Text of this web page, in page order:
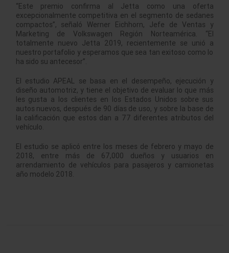
“Este premio confirma al Jetta como una oferta
excepcionalmente competitiva en el segmento de sedanes
compactos”, señaló Werner Eichhorn, Jefe de Ventas y
Marketing de Volkswagen Región Norteamérica. “El
totalmente nuevo Jetta 2019, recientemente se unió a
nuestro portafolio y esperamos que sea tan exitoso como lo
ha sido su antecesor”.
El estudio APEAL se basa en el desempeño, ejecución y
diseño automotriz, y tiene el objetivo de evaluar lo que más
les gusta a los clientes en los Estados Unidos sobre sus
autos nuevos, después de 90 días de uso, y sobre la base de
la calificación que estos dan a 77 diferentes atributos del
vehículo.
El estudio se aplicó entre los meses de febrero y mayo de
2018, entre más de 67,000 dueños y usuarios en
arrendamiento de vehículos para pasajeros y camionetas
año modelo 2018.